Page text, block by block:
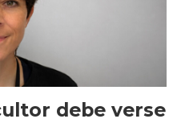
debe verse